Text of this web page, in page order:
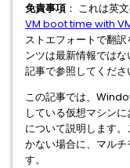
免責事項 ： これは英
VM boot time with
ストエフォートで翻
ンツは最新情報では
記事で参照してくださ
この記事では、
している仮想マシン
について説明します
かない場合に、マル
す。